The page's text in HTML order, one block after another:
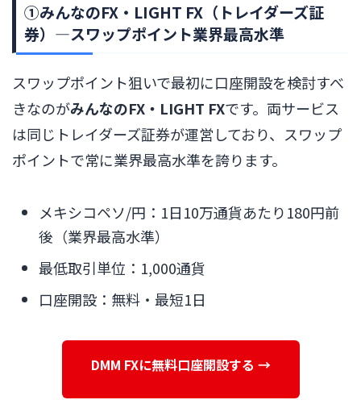
①みんなのFX・LIGHT FX（トレイダーズ証
券）―スワップポイント業界最高水準
スワップポイント狙いで最初に口座開設を検討すべ
きなのがみんなのFX・LIGHT FXです。両サービス
は同じトレイダーズ証券が運営しており、スワップ
ポイントで常に業界最高水準を誇ります。
メキシコペソ/円：1日10万通貨あたり180円前
後（業界最高水準）
最低取引単位：1,000通貨
口座開設：無料・最短1日
DMM FXに無料口座開設する →